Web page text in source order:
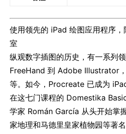
使用领先的 iPad 绘图应用程序
室
纵观数字插图的历史，有一系列
FreeHand 到 Adob​​e Illustrator
等。如今，Procreate 已成为
在这七门课程的 Domestika
学家 Román García 从头开始​​掌
家地理和马德里皇家植物园等著名